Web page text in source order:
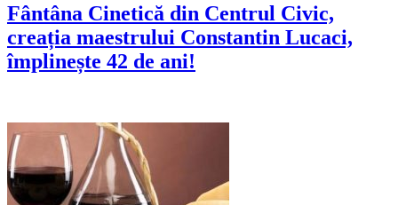
Fântâna Cinetică din Centrul Civic,
creația maestrului Constantin Lucaci,
împlinește 42 de ani!